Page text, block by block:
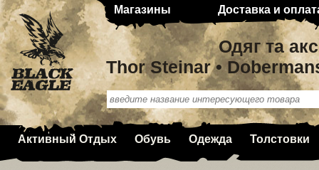
Магазины Доставка и
Одяг та
Thor Steinar •
Активный Отдых Обувь Одежда Толстовки